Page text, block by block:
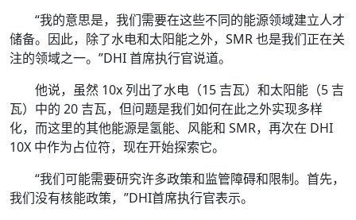
“我的意思是，我们需要在这些不同的能源领域建立人才
储备。因此，除了水电和太阳能之外，SMR 也是我们正在关
注的领域之一。”DHI 首席执行官说道。
他说，虽然 10x 列出了水电（15 吉瓦）和太阳能（5 吉
瓦）中的 20 吉瓦，但问题是我们如何在此之外实现多样
化，而这里的其他能源是氢能、风能和 SMR，再次在 DHI
10X 中作为占位符，现在开始探索它。
“我们可能需要研究许多政策和监管障碍和限制。首先，
我们没有核能政策，”DHI首席执行官表示。